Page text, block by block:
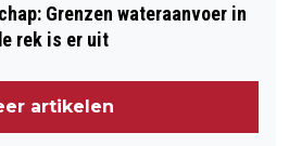
Grenzen wateraanvoer in
rek is er uit
artikelen